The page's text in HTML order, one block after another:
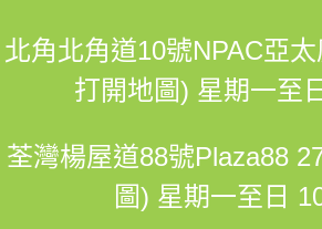
期12K室
到1期商場直上兩條扶手電梯，到辦公室電梯
北角北角道10號NPAC亞
打開地圖) 星期一至
荃灣楊屋道88號Plaza88
圖) 星期一至日